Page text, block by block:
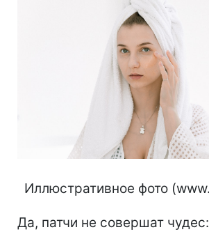
Иллюстративное фото
Да, патчи не совершат